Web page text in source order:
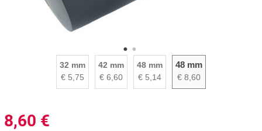
32 mm
€ 5,75
42 mm
€ 6,60
48 mm
€ 5,14
48 mm
€ 8,60
8,60 €